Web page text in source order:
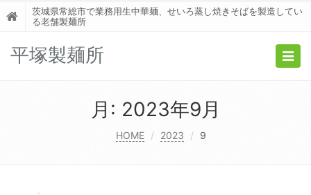
茨城県常総市で業務用生中華麺、せいろ蒸し焼きそばを製造してい
る老舗製麺所
平塚製麺所
月: 2023年9月
HOME 2023 9